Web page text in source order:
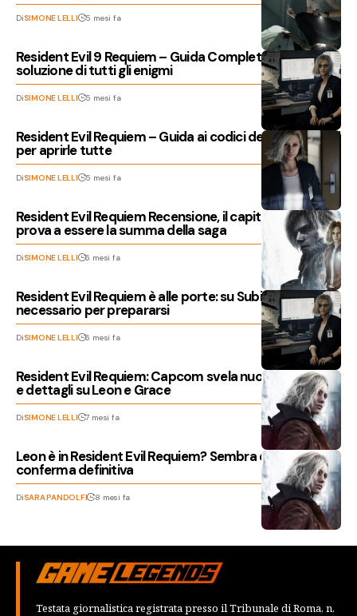
DiSIMONE LELLI 5 mesi fa
Resident Evil 9 Requiem – Guida Completa alla
soluzione di tutti gli enigmi
DiSIMONE LELLI 5 mesi fa
Resident Evil Requiem – Guida ai codici delle casseforti
per aprirle tutte
DiSIMONE LELLI 5 mesi fa
Resident Evil Requiem Recensione, il capitolo che
prova a essere la summa della saga
DiSIMONE LELLI 6 mesi fa
Resident Evil Requiem è alle porte: su Subito tutto il
necessario per prepararsi
DiSIMONE LELLI 6 mesi fa
Resident Evil Requiem: Capcom svela nuovo gameplay
e dettagli su Leon e Grace
DiSIMONE LELLI 7 mesi fa
Leon è in Resident Evil Requiem? Sembra esserci la
conferma definitiva
DiSARA PANDOLFI 8 mesi fa
Testata giornalistica registrata presso il Tribunale di Roma, n.